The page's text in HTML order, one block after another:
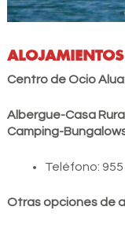
ALOJAMIENTOS
Centro de Ocio
Albergue-Casa
Camping-
Teléfono: 955
Otras opciones de